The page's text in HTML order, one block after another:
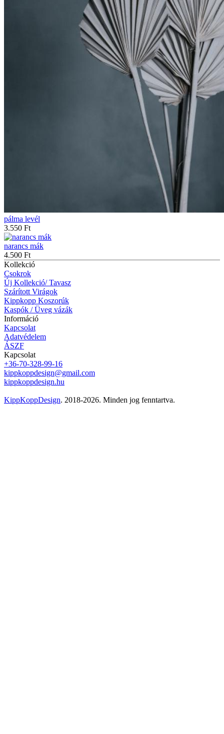
pálma levél
3.550 Ft
narancs mák
4.500 Ft
Kollekció
Csokrok
Új Kollekció/ Tavasz
Szárított Virágok
Kippkopp Koszorúk
Kaspók / Üveg vázák
Információ
Kapcsolat
Adatvédelem
ÁSZF
Kapcsolat
+36-70-328-99-16
kippkoppdesign@gmail.com
kippkoppdesign.hu
KippKoppDesign. 2018-2026. Minden jog fenntartva.